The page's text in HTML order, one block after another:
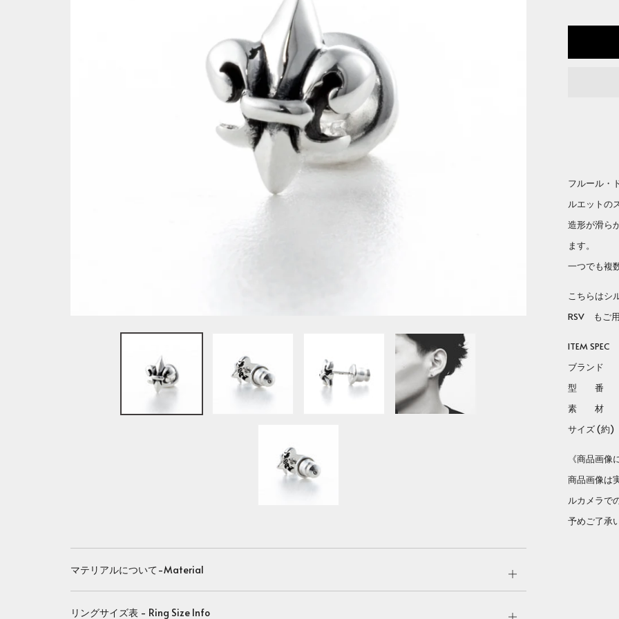
フルール・
ルエットの
造形が滑ら
ます。
一つでも複
こちらはシ
RSV もご
ITEM SPEC
ブランド
型
素 材 ス
サイズ (約)
《商品画像
商品画像は
ルカメラで
予めご了承
マテリアルについて-Material
Open
tab
リングサイズ表 - Ring Size Info
Open